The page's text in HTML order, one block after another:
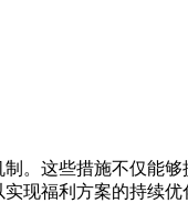
。这些措施不仅能
现福利方案的持续